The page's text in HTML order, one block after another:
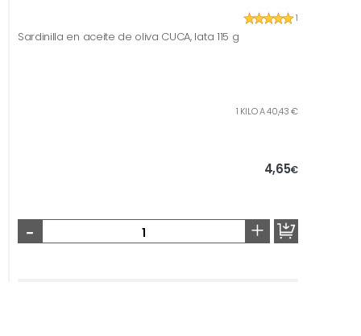
1
Sardinilla en aceite de oliva CUCA, lata 115 g
1 KILO A 40,43 €
4,65€
- +